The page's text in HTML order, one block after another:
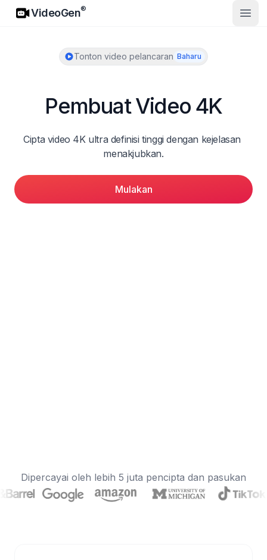
VideoGen
VideoGen®
Buka
Tonton video pelancaran Baharu
Pembuat Video 4K
Cipta video 4K ultra definisi tinggi dengan kejelasan
menakjubkan.
Mulakan
Dipercayai oleh lebih 5 juta pencipta dan pasukan